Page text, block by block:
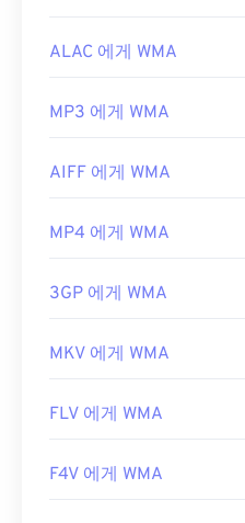
ALAC 에게 WMA
MP3 에게 WMA
AIFF 에게 WMA
MP4 에게 WMA
3GP 에게 WMA
MKV 에게 WMA
FLV 에게 WMA
F4V 에게 WMA